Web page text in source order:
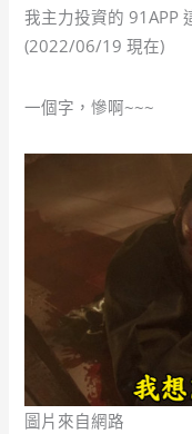
我主力投資的 91APP
(2022/06/19 現在)
一個字，慘啊~~~
圖片來自網路